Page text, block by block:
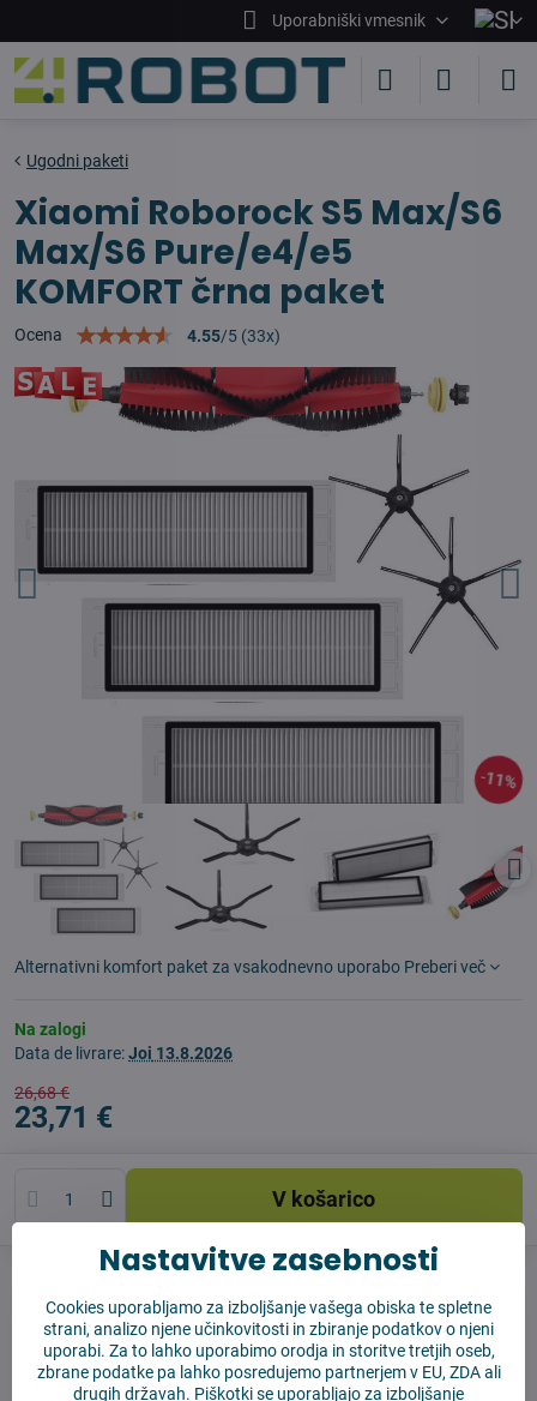
Uporabniški vmesnik
11%
Ugodni paketi
Xiaomi Roborock S5 Max/S6
Max/S6 Pure/e4/e5
KOMFORT črna paket
Ocena 4.55/5 (33x)
Alternativni komfort paket za vsakodnevno uporabo Preberi več
Na zalogi
Data de livrare:Joi 13.8.2026
26,68 €
23,71 €
V košarico
Producent: Vysajto.sk
✅ Takoj pripravljeno za pošiljanje
Nastavitve zasebnosti
Cookies uporabljamo za izboljšanje vašega obiska te spletne
strani, analizo njene učinkovitosti in zbiranje podatkov o njeni
uporabi. Za to lahko uporabimo orodja in storitve tretjih oseb,
zbrane podatke pa lahko posredujemo partnerjem v EU, ZDA ali
drugih državah. Piškotki se uporabljajo za izboljšanje